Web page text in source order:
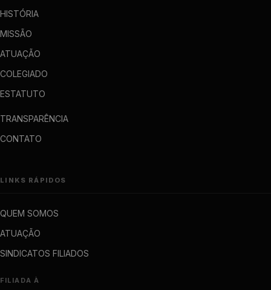
HISTÓRIA
MISSÃO
ATUAÇÃO
COLEGIADO
ESTATUTO
TRANSPARÊNCIA
CONTATO
LINKS RÁPIDOS
QUEM SOMOS
ATUAÇÃO
SINDICATOS FILIADOS
FILIADA À